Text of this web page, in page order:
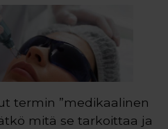
termin ”medikaalinen
mitä se tarkoittaa ja